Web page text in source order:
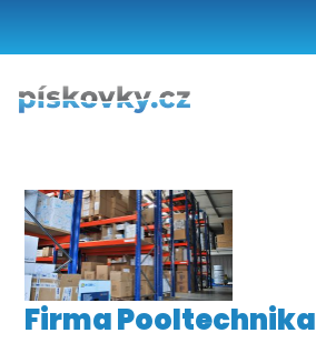
Firma Pooltechnika